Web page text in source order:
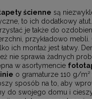
ścienne są
to ich dodatkowy
je także do
przykładowo mebli.
ich montaż jest łatwy.
nie sprawia żadnych
w asortymencie
o gramaturze 110 g/m²
sposób na to, aby
do swojego domu i